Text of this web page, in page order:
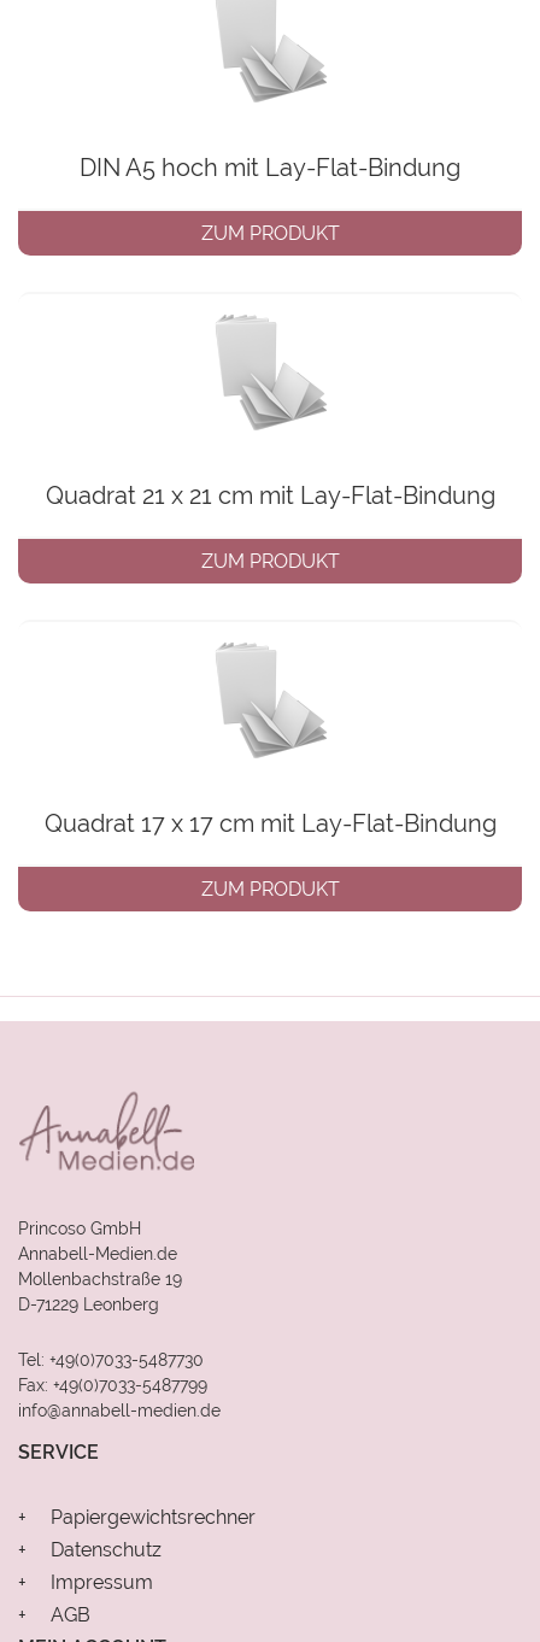
DIN A5 hoch mit Lay-Flat-Bindung
ZUM PRODUKT
Quadrat 21 x 21 cm mit Lay-Flat-Bindung
ZUM PRODUKT
Quadrat 17 x 17 cm mit Lay-Flat-Bindung
ZUM PRODUKT
Princoso GmbH
Annabell-Medien.de
Mollenbachstraße 19
D-71229 Leonberg
Tel: +49(0)7033-5487730
Fax: +49(0)7033-5487799
info@annabell-medien.de
SERVICE
Papiergewichtsrechner
Datenschutz
Impressum
AGB